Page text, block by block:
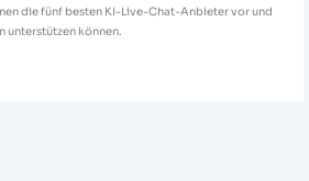
die fünf besten KI-Live-Chat-Anbieter vor und
unterstützen können.